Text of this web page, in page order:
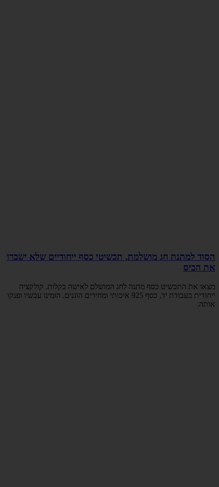
הסוד למתנת חג מושלמת, תכשיטי כסף ייחודיים שלא ישברו
את הכיס
מצאו את התכשיט כסף מתנה לחג המושלם לאישה בקלות. קולקציה
ייחודית בעבודת יד, כסף 925 איכותי ומחירים הוגנים. הזמינו עכשיו ופנקו
אותה.